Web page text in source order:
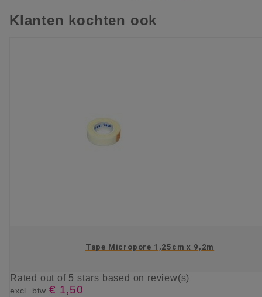
Klanten kochten ook
Tape Micropore 1,25cm x 9,2m
Rated out of 5 stars based on review(s)
excl. btw € 1,50